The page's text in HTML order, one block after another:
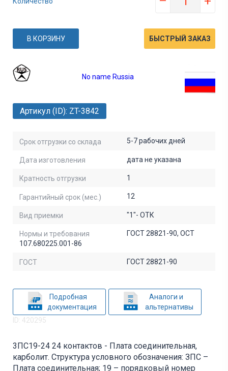
No name Russia
Артикул (ID): ZT-3842
Срок отгрузки со склада 5-7 рабочих дней
Дата изготовления дата не указана
Кратность отгрузки 1
Гарантийный срок (мес.) 12
Вид приемки "1"- ОТК
Нормы и требования
ГОСТ 28821-90, ОСТ
107.680225.001-86
ГОСТ ГОСТ 28821-90
Подробная
документация
Аналоги и
альтернативы
ID: 420295
В КОРЗИНУ БЫСТРЫЙ ЗАКАЗ
3ПС19-24 24 контактов - Плата соединительная,
карболит. Структура условного обозначения: ЗПС –
Плата соединительная; 19 – порядковый номер